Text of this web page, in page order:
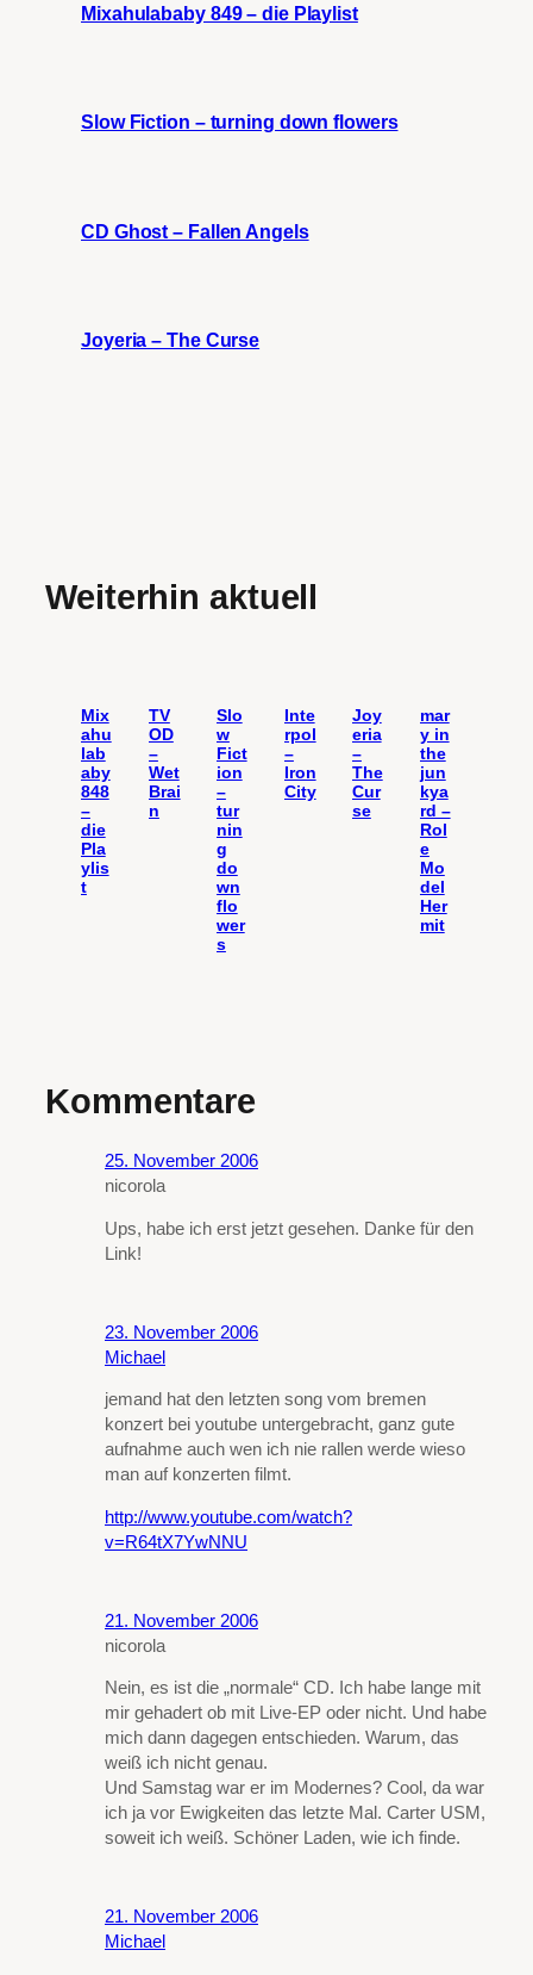
Mixahulababy 849 – die Playlist
Slow Fiction – turning down flowers
CD Ghost – Fallen Angels
Joyeria – The Curse
Weiterhin aktuell
Mix
ahu
lab
aby
848
–
die
Pla
ylis
t
TV
OD
–
Wet
Brai
n
Slo
w
Fict
ion
–
tur
nin
g
do
wn
flo
wer
s
Inte
rpol
–
Iron
City
Joy
eria
–
The
Cur
se
mar
y in
the
jun
kya
rd –
Rol
e
Mo
del
Her
mit
Kommentare
25. November 2006
nicorola
Ups, habe ich erst jetzt gesehen. Danke für den
Link!
23. November 2006
Michael
jemand hat den letzten song vom bremen
konzert bei youtube untergebracht, ganz gute
aufnahme auch wen ich nie rallen werde wieso
man auf konzerten filmt.
http://www.youtube.com/watch?
v=R64tX7YwNNU
21. November 2006
nicorola
Nein, es ist die „normale“ CD. Ich habe lange mit
mir gehadert ob mit Live-EP oder nicht. Und habe
mich dann dagegen entschieden. Warum, das
weiß ich nicht genau.
Und Samstag war er im Modernes? Cool, da war
ich ja vor Ewigkeiten das letzte Mal. Carter USM,
soweit ich weiß. Schöner Laden, wie ich finde.
21. November 2006
Michael